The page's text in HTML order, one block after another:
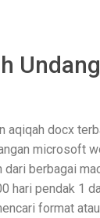
aqiqah docx
microsoft
berbagai
hari pendak 1
format